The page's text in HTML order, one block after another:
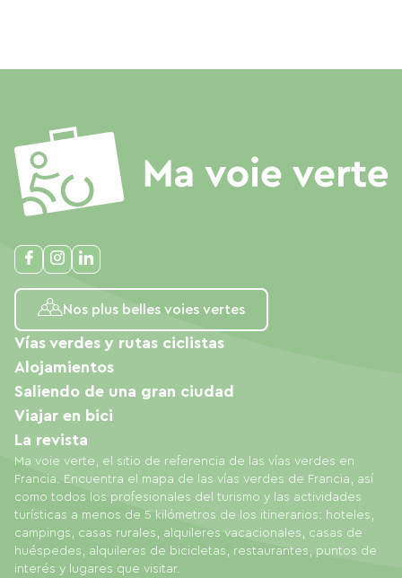
Nos plus belles voies vertes
Ma voie verte, el sitio de referencia de las vías verdes en
Francia. Encuentra el mapa de las vías verdes de Francia, así
como todos los profesionales del turismo y las actividades
turísticas a menos de 5 kilómetros de los itinerarios: hoteles,
campings, casas rurales, alquileres vacacionales, casas de
huéspedes, alquileres de bicicletas, restaurantes, puntos de
interés y lugares que visitar.
Vías verdes y rutas ciclistas
Alojamientos
Saliendo de una gran ciudad
Viajar en bici
La revista